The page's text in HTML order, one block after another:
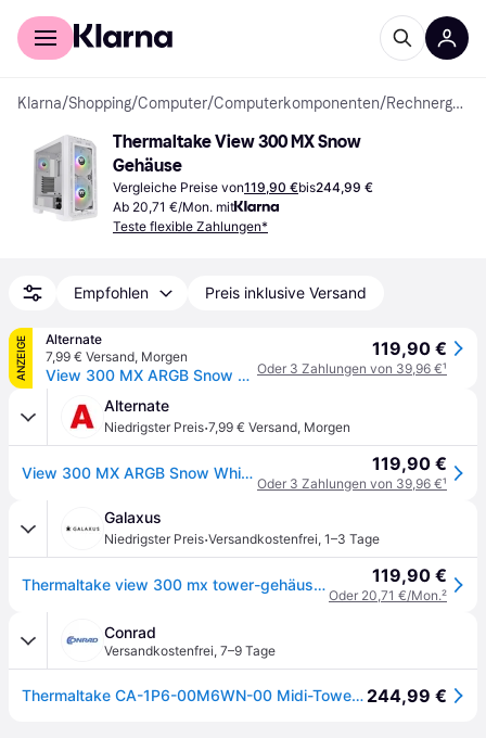
Für Shopper
Klarna/Shopping/Computer/Computerkomponenten/ Rechnergehäuse
Thermaltake View 300 MX Snow
Gehäuse
Vergleiche Preise von119,90 €bis244,99 €
Ab 20,71 €/Mon. mit
Teste flexible Zahlungen*
Empfohlen Preis inklusive Versand
ANZEIGE
Alternate
7,99 € Versand, Morgen
View 300 MX ARGB Snow White, Tower-Gehäuse
119,90 €
Oder 3 Zahlungen von 39,96 €¹
Alternate
Niedrigster Preis·7,99 € Versand, Morgen
View 300 MX ARGB Snow White, Tower-Gehäuse 119,90 €
Oder 3 Zahlungen von 39,96 €¹
Galaxus
Niedrigster Preis·Versandkostenfrei, 1–3 Tage
Thermaltake view 300 mx tower-gehäuse (ATX, mATX, Mini-ITX), PC Gehäuse, Weiss 119,90 €
Oder 20,71 €/Mon.²
Conrad
Versandkostenfrei, 7–9 Tage
Thermaltake CA-1P6-00M6WN-00 Midi-Tower PC-Gehäuse Weiß LCS Kompatibel, Seitenfenster, Für DIY Wasserkühlung geeignet, Für AIO Wasserkühlung geeignet, 2 244,99 €